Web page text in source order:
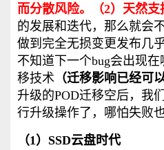
而分散风险。
（2）天然
的发展和迭代，那么就会
做到完全无损变更发布几
不知道下一个bug会出现
移技术 （迁移影响已经可
升级的POD迁移空后，我
行升级操作了，哪怕失败
（1）SSD云盘时代